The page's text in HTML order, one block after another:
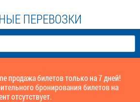
ПЕРЕВОЗКИ
продажа билетов только на 7 дней!
бронирования билетов на
отсутствует.